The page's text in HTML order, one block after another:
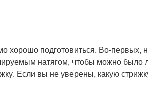
хорошо подготовиться. Во-
натягом, чтобы можно
Если вы не уверены, какую